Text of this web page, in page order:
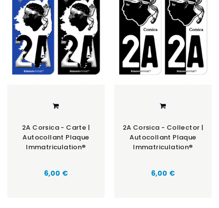
2A Corsica - Carte |
Autocollant Plaque
Immatriculation®
6,00 €
2A Corsica - Collector |
Autocollant Plaque
Immatriculation®
6,00 €